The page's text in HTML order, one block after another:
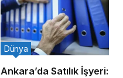
Ankara’da Satılık İşyeri:
Dünya